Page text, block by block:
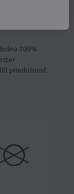
100%
priedušnosť